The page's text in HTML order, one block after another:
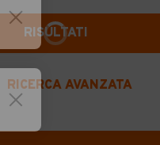
RICERCA AVANZATA